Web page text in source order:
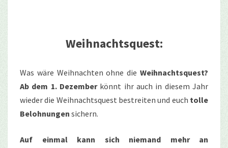
Weihnachtsquest:
Was wäre Weihnachten ohne die Weihnachtsquest?
Ab dem 1. Dezemberkönnt ihr auch in diesem Jahr
wieder die Weihnachtsquest bestreiten und euch tolle
Belohnungen sichern.
Auf einmal kann sich niemand mehr an